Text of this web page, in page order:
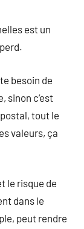
est un
besoin de
sinon c’est
tout le
valeurs, ça
le risque de
dans le
peut rendre